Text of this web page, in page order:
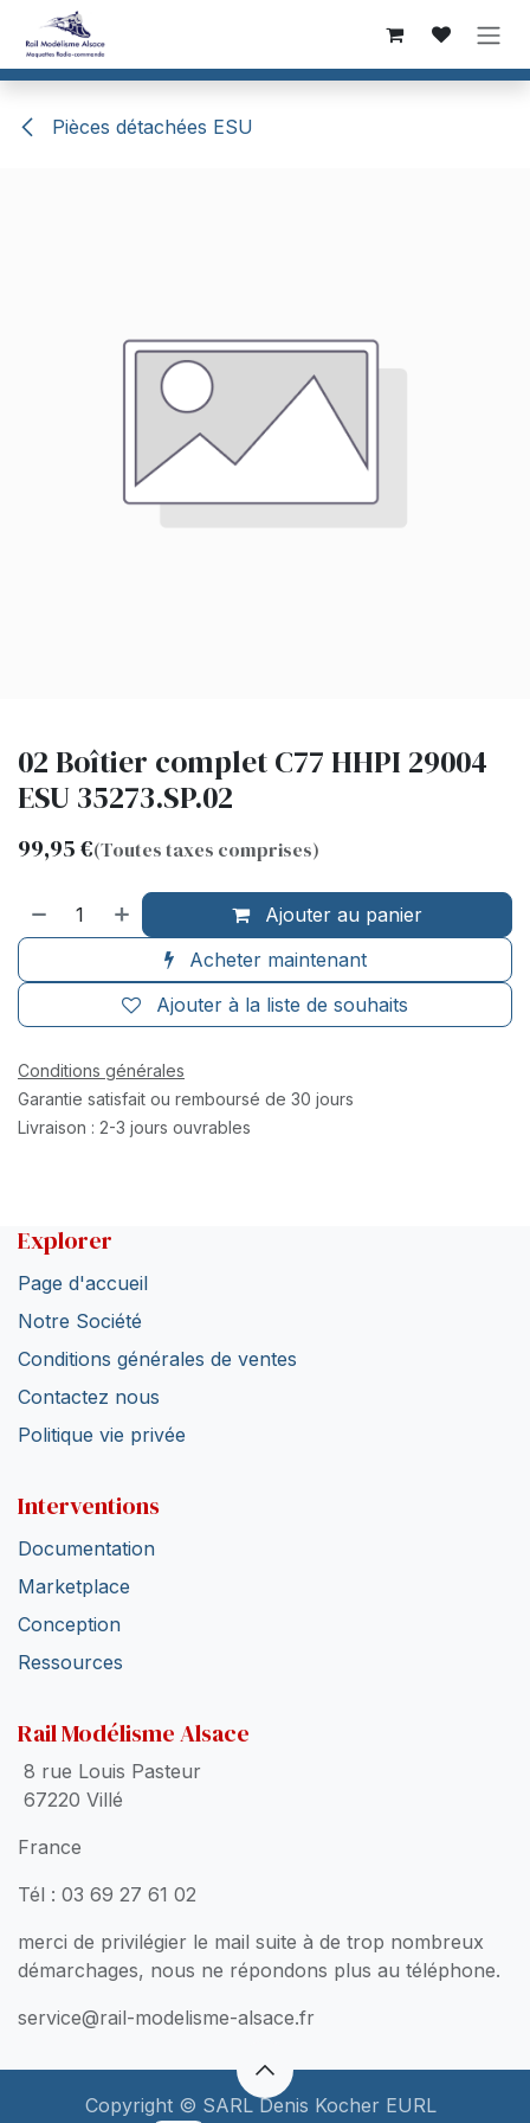
Se rendre au contenu
Pièces détachées ESU
02 Boîtier complet C77 HHPI 29004
ESU 35273.SP.02
99,95€(Toutes taxes comprises)
Ajouter au panier
Acheter maintenant
Ajouter à la liste de souhaits
Conditions générales
Garantie satisfait ou remboursé de 30 jours
Livraison : 2-3 jours ouvrables
Explorer
Page d'accueil
Notre Société
Conditions générales de ventes
Contactez nous
Politique vie privée
Interventions
Documentation
Marketplace
Conception
Ressources
Rail Modélisme Alsace
8 rue Louis Pasteur
67220 Villé
France
Tél : 03 69 27 61 02
merci de privilégier le mail suite à de trop nombreux
démarchages, nous ne répondons plus au téléphone.
service@rail-modelisme-alsace.fr
Copyright © SARL Denis Kocher EURL